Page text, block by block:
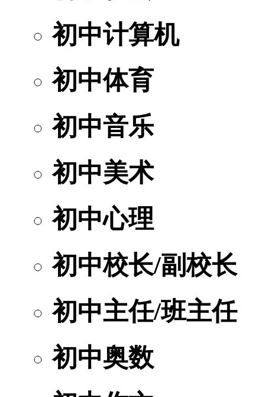
初中计算机
初中体育
初中音乐
初中美术
初中心理
初中校长/副校长
初中主任/班主任
初中奥数